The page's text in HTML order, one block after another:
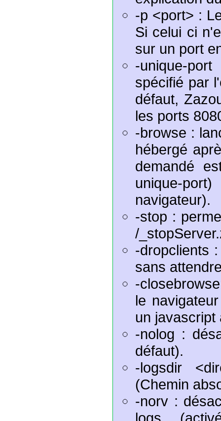
-p <port> :
Si celui ci
sur un port
-unique-
spécifié par
défaut,
les ports
-browse :
hébergé
demandé
unique-
navigateur).
-stop :
/
-dropclients
sans
-
le
un javascript
-nolog :
défaut).
-logsdir
(Chemin
-norv :
logs